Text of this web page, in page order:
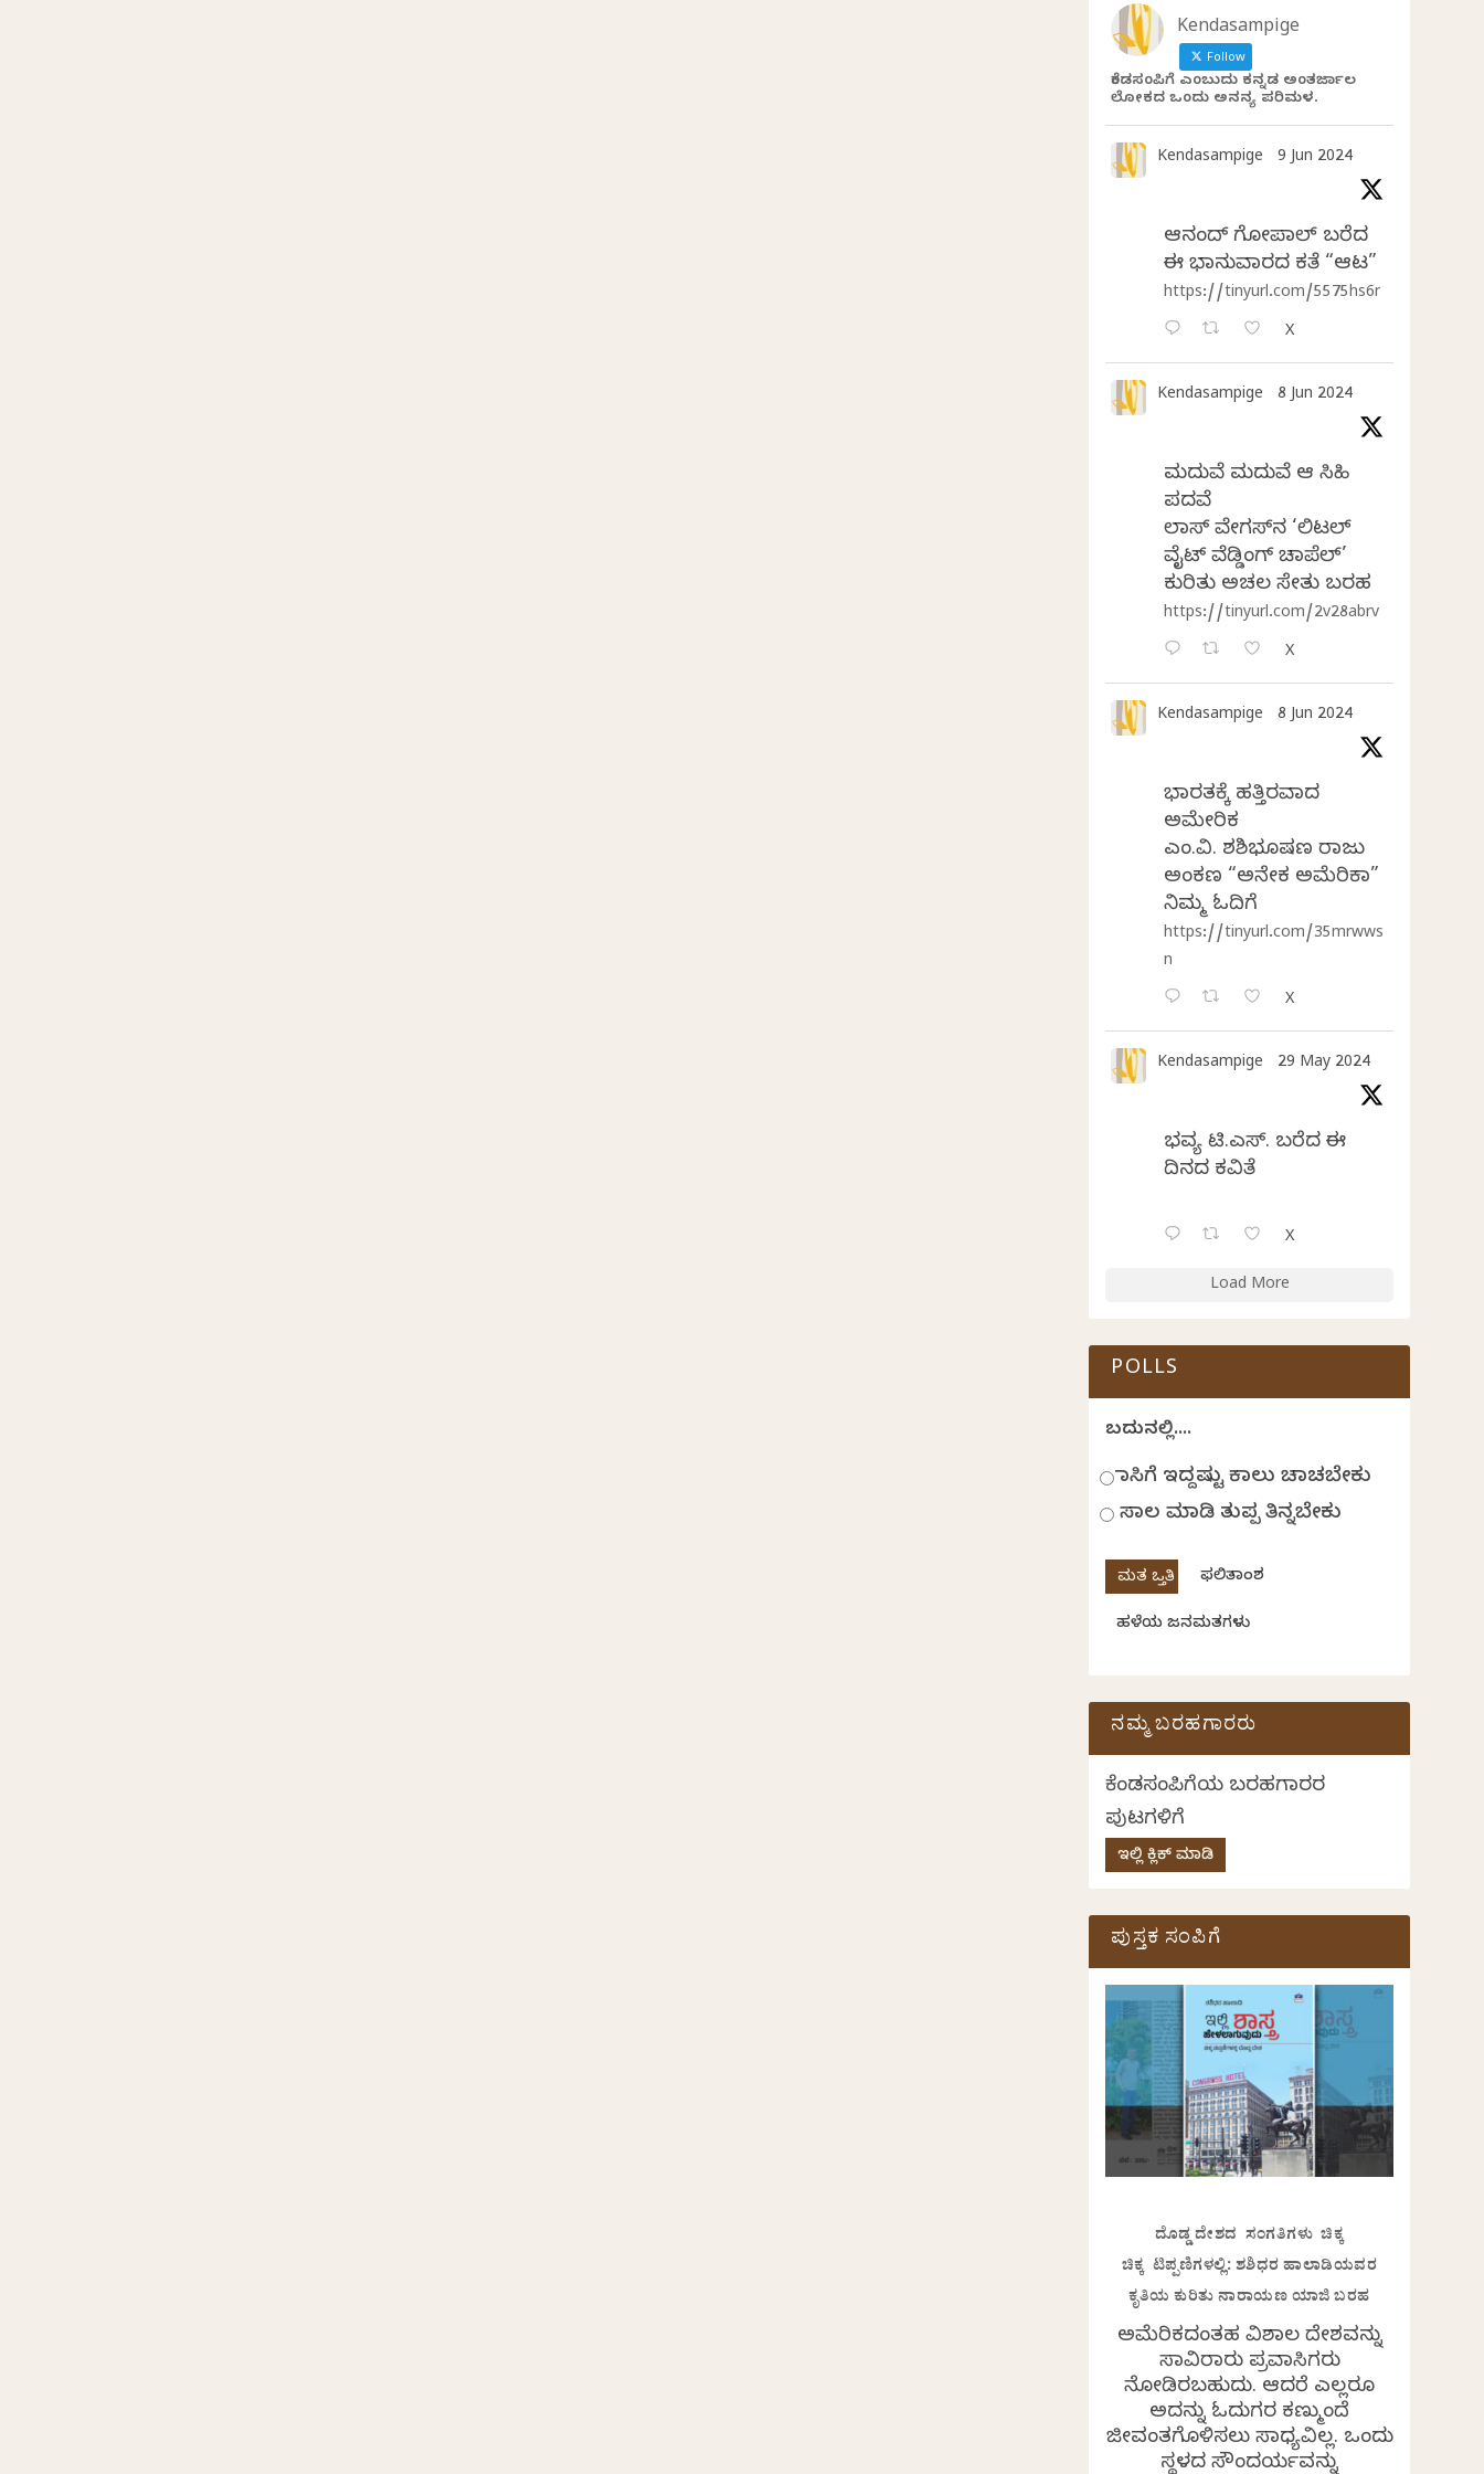
Kendasampige
Follow
ಕೆಂಡಸಂಪಿಗೆ ಎಂಬುದು ಕನ್ನಡ ಅಂತರ್ಜಾಲ
ಲೋಕದ ಒಂದು ಅನನ್ಯ ಪರಿಮಳ.
Kendasampige 9 Jun 2024
ಆನಂದ್‌ ಗೋಪಾಲ್‌ ಬರೆದ
ಈ ಭಾನುವಾರದ ಕತೆ “ಆಟ”
https://tinyurl.com/5575hs6r
X
Kendasampige 8 Jun 2024
ಮದುವೆ ಮದುವೆ ಆ ಸಿಹಿ
ಪದವೆ
ಲಾಸ್‌ ವೇಗಸ್‌ನ ‘ಲಿಟಲ್
ವೈಟ್ ವೆಡ್ಡಿಂಗ್ ಚಾಪೆಲ್’
ಕುರಿತು ಅಚಲ ಸೇತು ಬರಹ
https://tinyurl.com/2v28abrv
X
Kendasampige 8 Jun 2024
ಭಾರತಕ್ಕೆ ಹತ್ತಿರವಾದ
ಅಮೇರಿಕ
ಎಂ.ವಿ. ಶಶಿಭೂಷಣ ರಾಜು
ಅಂಕಣ “ಅನೇಕ ಅಮೆರಿಕಾ”
ನಿಮ್ಮ ಓದಿಗೆ
https://tinyurl.com/35mrwws
n
X
Kendasampige 29 May 2024
ಭವ್ಯ ಟಿ.ಎಸ್. ಬರೆದ ಈ
ದಿನದ ಕವಿತೆ
X
Load More
POLLS
ಬದುಕಿನಲ್ಲಿ....
ಹಾಸಿಗೆ ಇದ್ದಷ್ಟು ಕಾಲು ಚಾಚಬೇಕು
ಸಾಲ ಮಾಡಿ ತುಪ್ಪ ತಿನ್ನಬೇಕು
ಫಲಿತಾಂಶ
ಹಳೆಯ ಜನಮತಗಳು
ನಮ್ಮ ಬರಹಗಾರರು
ಕೆಂಡಸಂಪಿಗೆಯ ಬರಹಗಾರರ
ಪುಟಗಳಿಗೆ
ಇಲ್ಲಿ ಕ್ಲಿಕ್ ಮಾಡಿ
ಪುಸ್ತಕ ಸಂಪಿಗೆ
ದೊಡ್ಡ ದೇಶದ ಸಂಗತಿಗಳು ಚಿಕ್ಕ
ಚಿಕ್ಕ ಟಿಪ್ಪಣಿಗಳಲ್ಲಿ: ಶಶಿಧರ ಹಾಲಾಡಿಯವರ
ಕೃತಿಯ ಕುರಿತು ನಾರಾಯಣ ಯಾಜಿ ಬರಹ
ಅಮೆರಿಕದಂತಹ ವಿಶಾಲ ದೇಶವನ್ನು
ಸಾವಿರಾರು ಪ್ರವಾಸಿಗರು
ನೋಡಿರಬಹುದು. ಆದರೆ ಎಲ್ಲರೂ
ಅದನ್ನು ಓದುಗರ ಕಣ್ಮುಂದೆ
ಜೀವಂತಗೊಳಿಸಲು ಸಾಧ್ಯವಿಲ್ಲ. ಒಂದು
ಸ್ಥಳದ ಸೌಂದರ್ಯವನ್ನು